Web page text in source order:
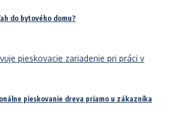
do bytového domu?
pieskovanie dreva priamo u zákazníka